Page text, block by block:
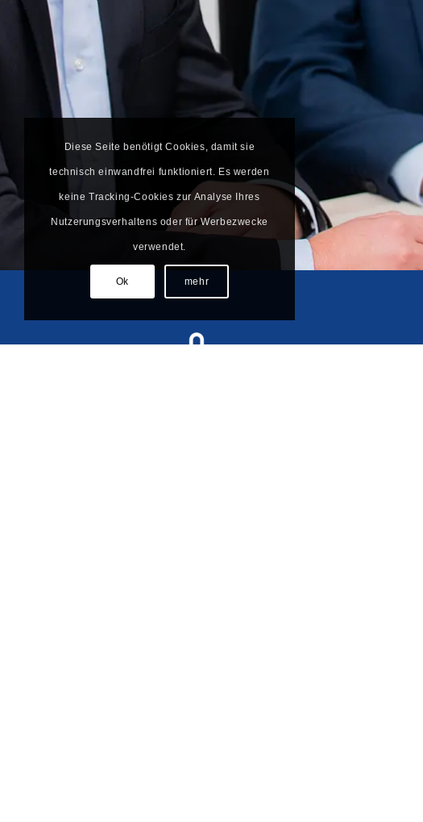
Diese Seite benötigt Cookies, damit sie
technisch einwandfrei funktioniert. Es werden
keine Tracking-Cookies zur Analyse Ihres
Nutzerungsverhaltens oder für Werbezwecke
verwendet.
Ok mehr